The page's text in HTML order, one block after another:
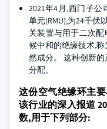
2021年4月,西门子公
单元(RMU),为24千
关装置与用于二次配
候中和的绝缘技术,
然成分。 这种创新
分配。
这份空气绝缘环主
该行业的深入报道
数,用于下列部分: